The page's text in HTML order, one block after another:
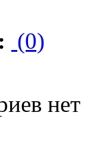
(0)
нет